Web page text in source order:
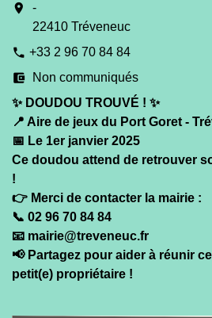
location_on
-
22410 Tréveneuc
phone +33 2 96 70 84 84
account_balance_wallet
Non communiqués
✨ DOUDOU TROUVÉ ! ✨
📍 Aire de jeux du Port Goret -
📅 Le 1er janvier 2025
Ce doudou attend de retrouver
!
👉 Merci de contacter la mairie :
📞 02 96 70 84 84
📧 mairie@treveneuc.fr
📢 Partagez pour aider à réunir
petit(e) propriétaire !